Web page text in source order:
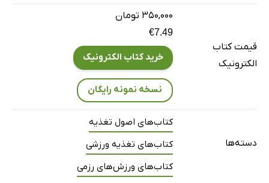
نقش تغذیه در حفظ وزن مناسب ورزشکار
جمع‌بندی فصل دوم
فصل سوم: کربوهیدرات‌ها و تأمین انرژی
نقش کربوهیدرات در فعالیت‌های رزمی
منابع غذایی کربوهیدرات
قیمت کتاب
الکترونیک
۳۵۰,۰۰۰ تومان
€7.49
خرید کتاب الکترونیک
نسخه نمونه رایگان
دسته‌ها
کتاب‌های اصول تغذیه
کتاب‌های تغذیه ورزشی
کتاب‌های ورزش‌های رزمی